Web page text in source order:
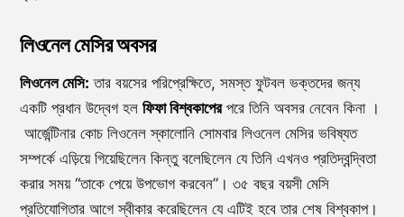
লিওনেল মেসির অবসর
লিওনেল মেসি: তার বয়সের পরিপ্রেক্ষিতে, সমস্ত ফুটবল ভক্তদের জন্য
একটি প্রধান উদ্বেগ হল ফিফা বিশ্বকাপেরপরে তিনি অবসর নেবেন কিনা ।
আর্জেন্টিনার কোচ লিওনেল স্কালোনি সোমবার লিওনেল মেসির ভবিষ্যত
সম্পর্কে এড়িয়ে গিয়েছিলেন কিন্তু বলেছিলেন যে তিনি এখনও প্রতিদ্বন্দ্বিতা
করার সময় “তাকে পেয়ে উপভোগ করবেন”। ৩৫ বছর বয়সী মেসি
প্রতিযোগিতার আগে স্বীকার করেছিলেন যে এটিই হবে তার শেষ বিশ্বকাপ।